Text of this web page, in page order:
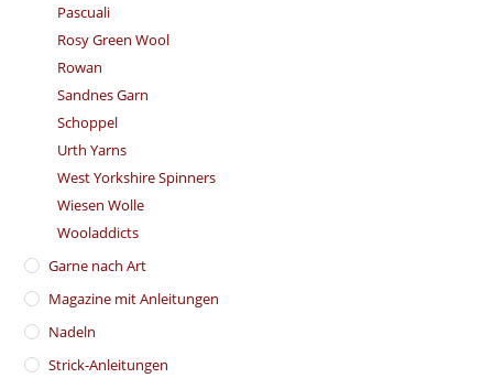
Pascuali
Rosy Green Wool
Rowan
Sandnes Garn
Schoppel
Urth Yarns
West Yorkshire Spinners
Wiesen Wolle
Wooladdicts
Garne nach Art
Magazine mit Anleitungen
Nadeln
Strick-Anleitungen